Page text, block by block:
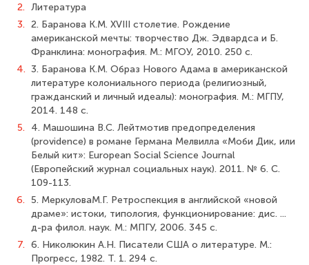
2. Литература
3. 2. Баранова К.М. XVIII столетие. Рождение
американской мечты: творчество Дж. Эдвардса и Б.
Франклина: монография. М.: МГОУ, 2010. 250 с.
4. 3. Баранова К.М. Образ Нового Адама в американской
литературе колониального периода (религиозный,
гражданский и личный идеалы): монография. М.: МГПУ,
2014. 148 с.
5.
4. Машошина В.С. Лейтмотив предопределения
(providence) в романе Германа Мелвилла «Моби Дик, или
Белый кит»: European Social Science Journal
(Европейский журнал социальных наук). 2011. № 6. С.
109-113.
6. 5. МеркуловаМ.Г. Ретроспекция в английской «новой
драме»: истоки, типология, функционирование: дис. ...
д-ра филол. наук. М.: МПГУ, 2006. 345 с.
7. 6. Николюкин А.Н. Писатели США о литературе. М.:
Прогресс, 1982. Т. 1. 294 с.